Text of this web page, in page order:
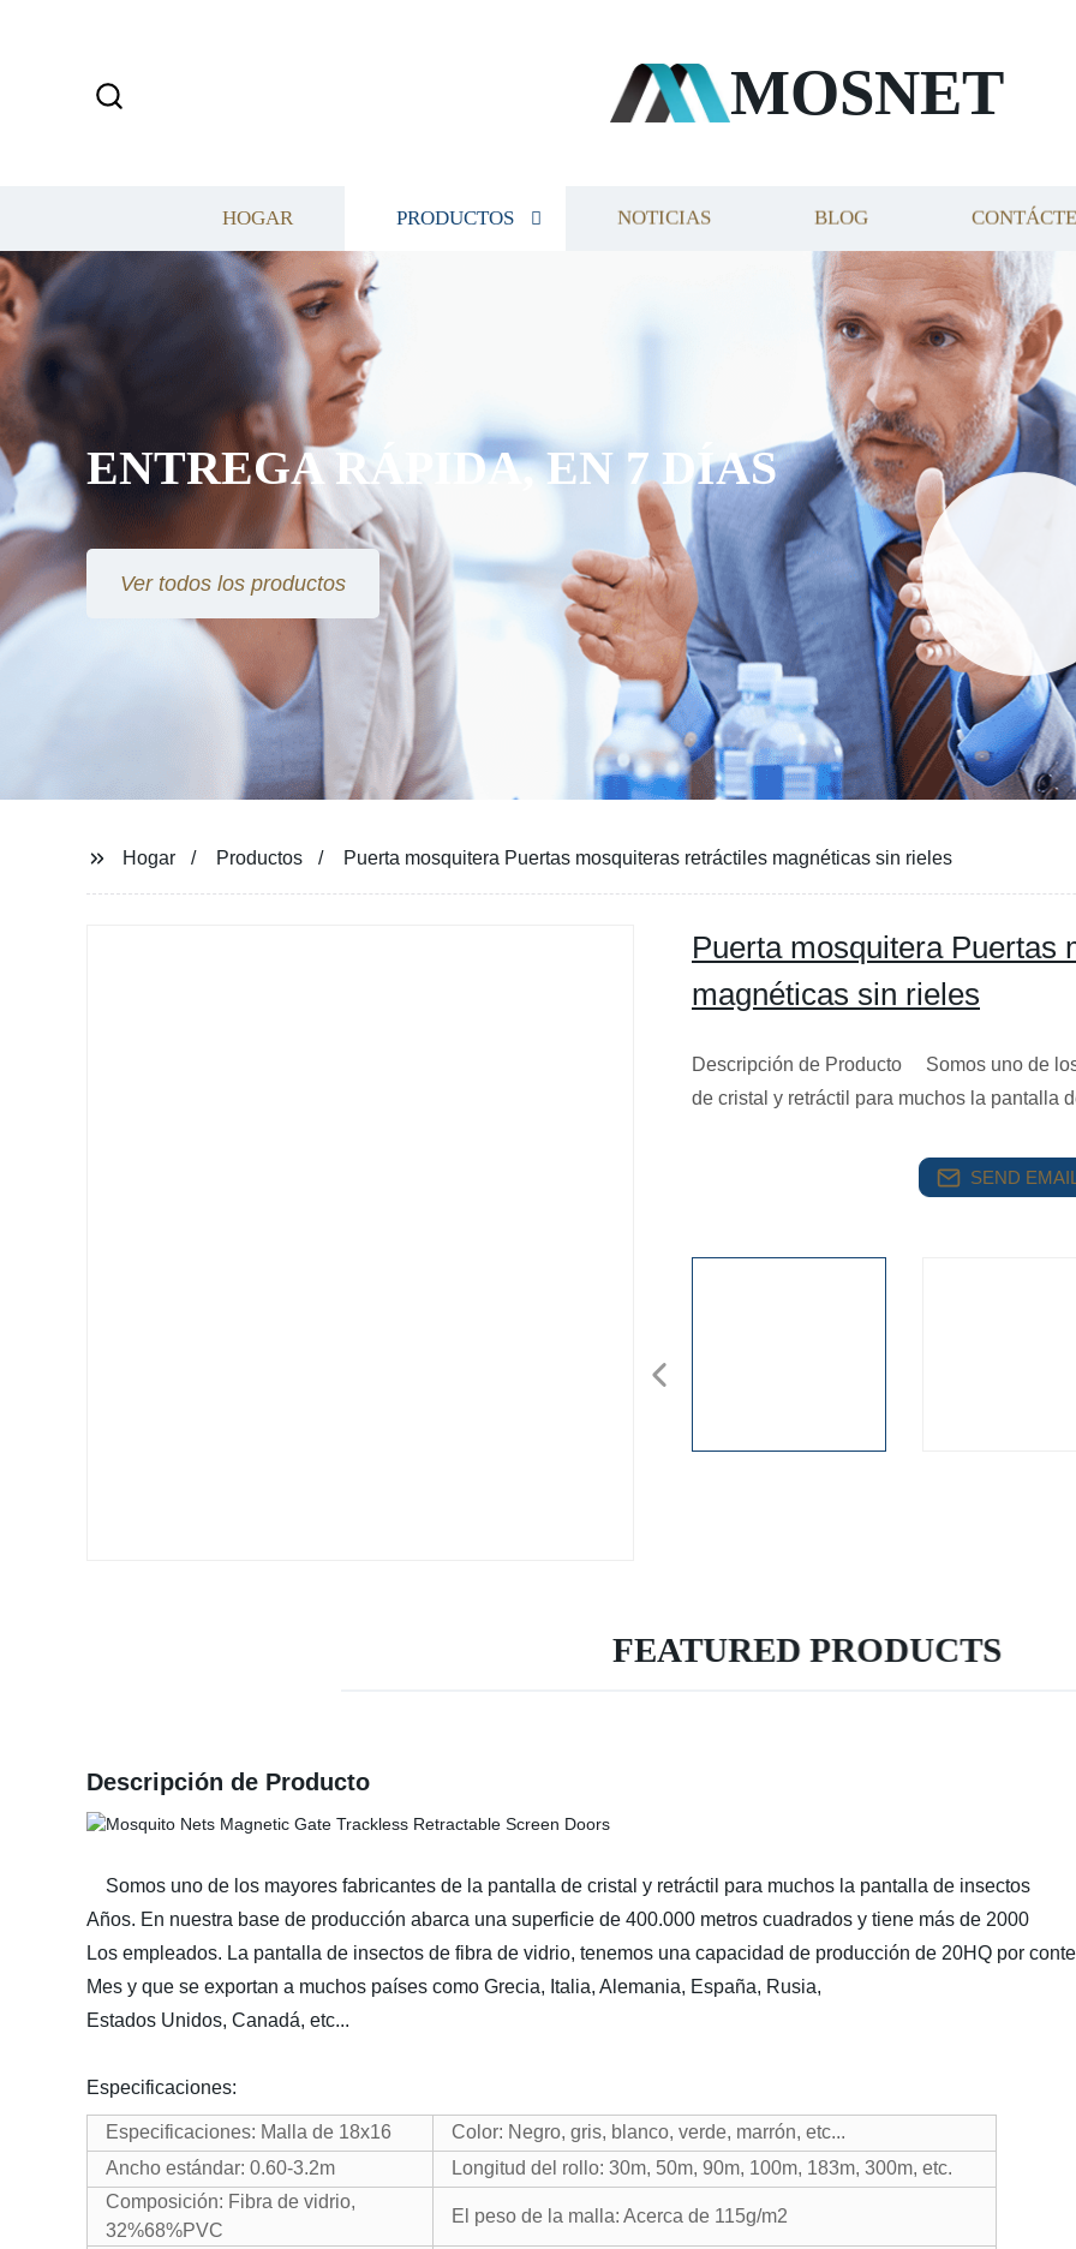
MOSNET
HOGAR PRODUCTOS NOTICIAS BLOG
ENTREGA RÁPIDA, EN 7 DÍAS
Ver todos los productos
Hogar Productos Puerta mosquitera Puertas mosquiteras retráctiles magnéticas sin rieles
Puerta mosquitera Puertas
magnéticas sin rieles
Descripción de Producto Somos uno de
de cristal y retráctil para muchos la pantalla
SEND
FEATURED PRODUCTS
Descripción de Producto
Somos uno de los mayores fabricantes de la pantalla de cristal y retráctil para muchos la pantalla de insectos
Años. En nuestra base de producción abarca una superficie de 400.000 metros cuadrados y tiene más de 2000
Los empleados. La pantalla de insectos de fibra de vidrio, tenemos una capacidad de producción de 20HQ por
Mes y que se exportan a muchos países como Grecia, Italia, Alemania, España, Rusia,
Estados Unidos, Canadá, etc...
Especificaciones:
Especificaciones: Malla de 18x16
Color: Negro, gris, blanco, verde, marrón, etc...
Ancho estándar: 0.60-3.2m
Longitud del rollo: 30m, 50m, 90m, 100m, 183m, 300m, etc.
Composición: Fibra de vidrio,
32%68%PVC
El peso de la malla: Acerca de 115g/m2